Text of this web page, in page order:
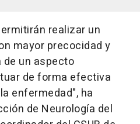
realizar un
mayor precocidad y
un aspecto
de forma efectiva
enfermedad", ha
de Neurología del